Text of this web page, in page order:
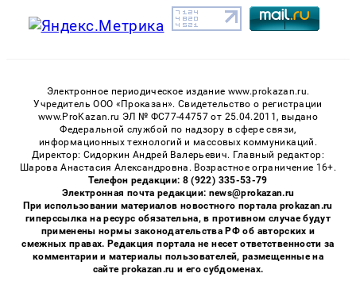
Электронное периодическое издание www.prokazan.ru.
Учредитель ООО «Проказан». Cвидетельство о регистрации
www.ProKazan.ru ЭЛ № ФС77-44757 от 25.04.2011, выдано
Федеральной службой по надзору в сфере связи,
информационных технологий и массовых коммуникаций.
Директор: Сидоркин Андрей Валерьевич. Главный редактор:
Шарова Анастасия Александровна. Возрастное ограничение 16+.
Телефон редакции: 8 (922) 335-53-79
Электронная почта редакции: news@prokazan.ru
При использовании материалов новостного портала prokazan.ru
гиперссылка на ресурс обязательна, в противном случае будут
применены нормы законодательства РФ об авторских и
смежных правах. Редакция портала не несет ответственности за
комментарии и материалы пользователей, размещенные на
сайте prokazan.ru и его субдоменах.